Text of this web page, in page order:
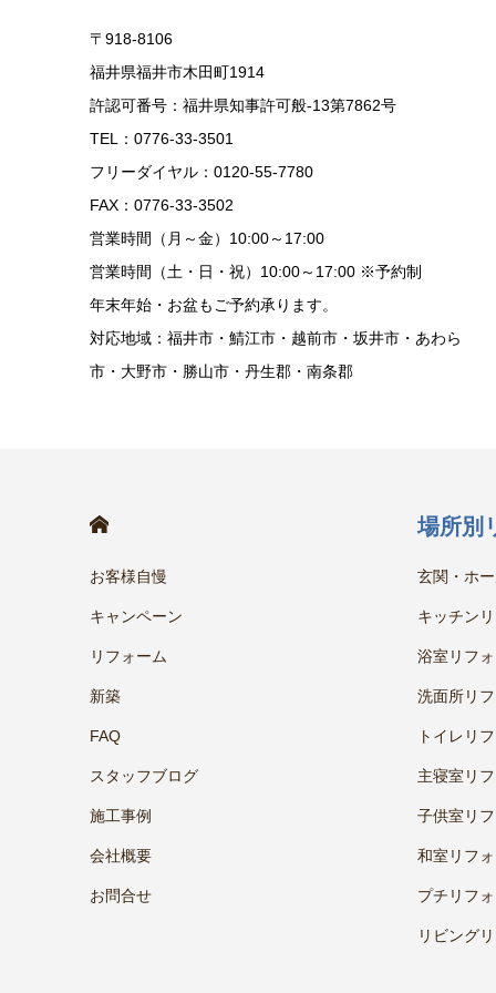
〒918-8106
福井県福井市木田町1914
許認可番号：福井県知事許可般-13第7862号
TEL：0776-33-3501
フリーダイヤル：0120-55-7780
FAX：0776-33-3502
営業時間（月～金）10:00～17:00
営業時間（土・日・祝）10:00～17:00 ※予約制
年末年始・お盆もご予約承ります。
対応地域：福井市・鯖江市・越前市・坂井市・あわら
市・大野市・勝山市・丹生郡・南条郡
お客様自慢
キャンペーン
リフォーム
新築
FAQ
スタッフブログ
施工事例
会社概要
お問合せ
場所別
玄関・ホ
キッチン
浴室リフ
洗面所リ
トイレリ
主寝室リ
子供室リ
和室リフ
プチリフ
リビング